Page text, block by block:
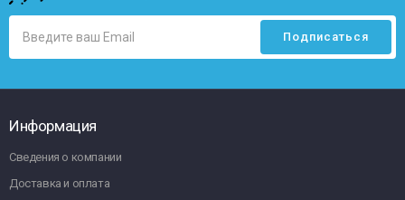
Информация
Сведения о компании
Доставка и оплата